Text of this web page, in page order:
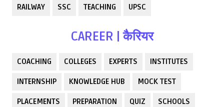
RAILWAY SSC TEACHING UPSC
CAREER | कैरियर
COACHING COLLEGES EXPERTS INSTITUTES
INTERNSHIP KNOWLEDGE HUB MOCK TEST
PLACEMENTS PREPARATION QUIZ SCHOOLS